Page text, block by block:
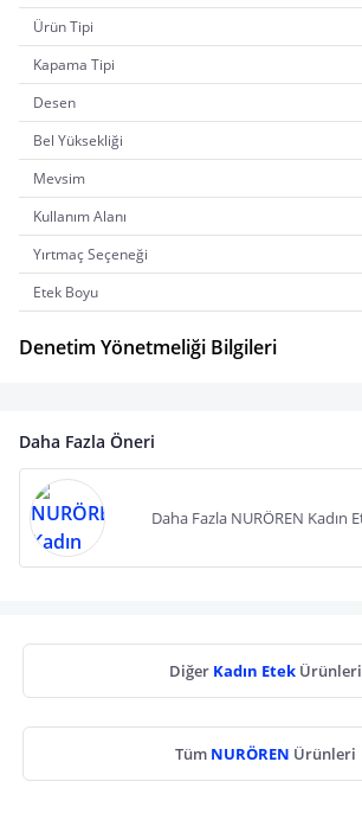
Ürün Tipi
Kapama Tipi
Desen
Bel Yüksekliği
Mevsim
Kullanım Alanı
Yırtmaç Seçeneği
Etek Boyu
Denetim Yönetmeliği Bilgileri
Daha Fazla Öneri
Daha Fazla NURÖREN Kadın
Diğer Kadın Etek Ürünleri
Tüm NURÖREN Ürünleri